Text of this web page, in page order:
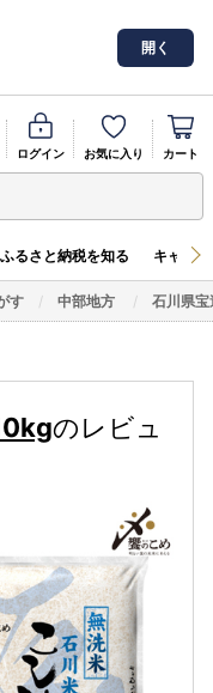
開く
ログイン お気に入り カート
ふるさと納税を知る キャン
す 中部地方 石川県
のレビュ